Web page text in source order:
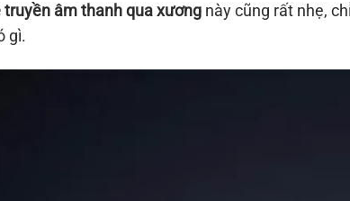
truyền âm thanh qua xươngnày cũng rất nhẹ,
gì.